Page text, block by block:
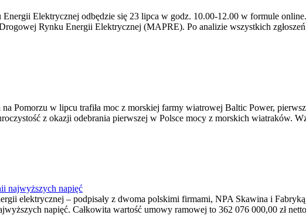
Elektrycznej odbędzie się 23 lipca w godz. 10.00-12.00 w formule
Rynku Energii Elektrycznej (MAPRE). Po analizie wszystkich
Pomorzu w lipcu trafiła moc z morskiej farmy wiatrowej Baltic Power,
z okazji odebrania pierwszej w Polsce mocy z morskich wiatraków.
najwyższych napięć
elektrycznej – podpisały z dwoma polskimi firmami, NPA Skawina i
napięć. Całkowita wartość umowy ramowej to 362 076 000,00 zł